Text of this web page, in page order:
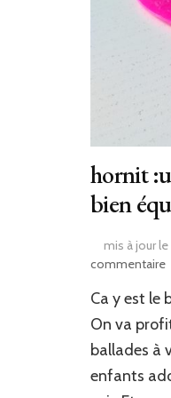
hornit
bien
mis à jour le
commentaire
à
Ca y est le
On va
ballades à
enfants